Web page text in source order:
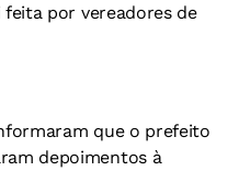
por vereadores de
que o prefeito
depoimentos à